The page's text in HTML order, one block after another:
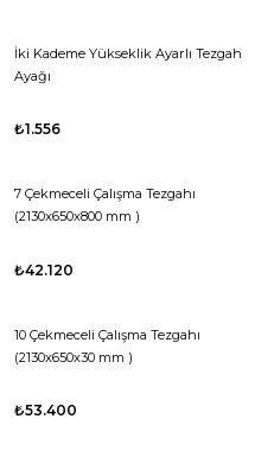
İki Kademe Yükseklik Ayarlı Tezgah
Ayağı
₺1.556
7 Çekmeceli Çalışma Tezgahı
(2130x650x800 mm )
₺42.120
10 Çekmeceli Çalışma Tezgahı
(2130x650x30 mm )
₺53.400